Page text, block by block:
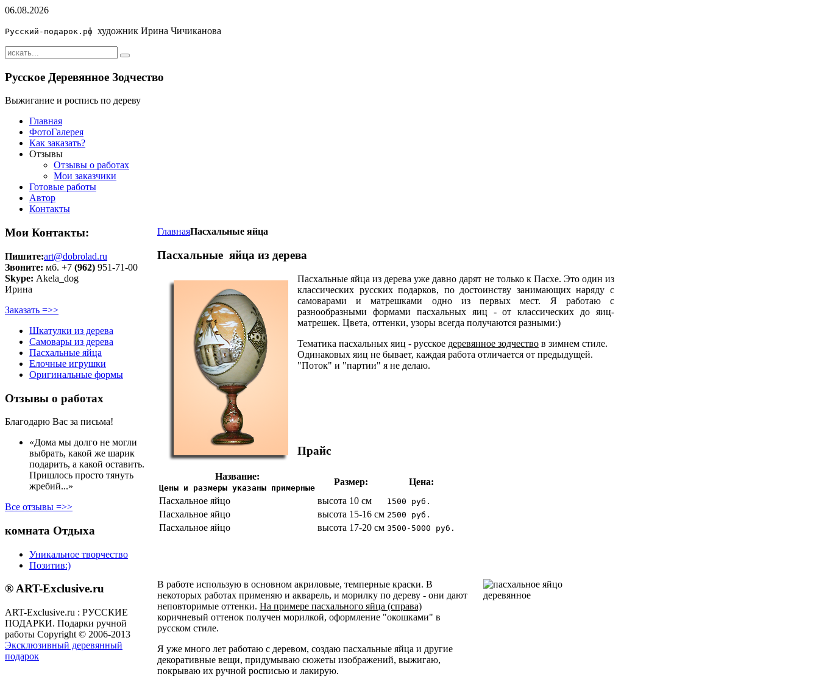
06.08.2026
Русский-подарок.рф художник Ирина Чичиканова
Русское Деревянное Зодчество
Выжигание и роспись по дереву
Главная
ФотоГалерея
Как заказать?
Отзывы
Отзывы о работах
Мои заказчики
Готовые работы
Автор
Контакты
ГлавнаяПасхальные яйца
Пасхальные яйца из дерева
Пасхальные яйца из дерева уже давно дарят не только к Пасхе. Это один из
классических русских подарков, по достоинству занимающих наряду с
самоварами и матрешками одно из первых мест. Я работаю с
разнообразными формами пасхальных яиц - от классических до яиц-
матрешек. Цвета, оттенки, узоры всегда получаются разными:)
Тематика пасхальных яиц - русское деревянное зодчество в зимнем стиле.
Одинаковых яиц не бывает, каждая работа отличается от предыдущей.
"Поток" и "партии" я не делаю.
Прайс
Название:
Цены и размеры указаны примерные
Размер:
Цена:
Пасхальное яйцо
высота 10 см 1500 руб.
Пасхальное яйцо высота 15-16 см 2500 руб.
Пасхальное яйцо высота 17-20 см 3500-5000 руб.
В работе использую в основном акриловые, темперные краски. В
некоторых работах применяю и акварель, и морилку по дереву - они дают
неповторимые оттенки. На примере пасхального яйца (справа)
коричневый оттенок получен морилкой, оформление "окошками" в
русском стиле.
Я уже много лет работаю с деревом, создаю пасхальные яйца и другие
декоративные вещи, придумываю сюжеты изображений, выжигаю,
покрываю их ручной росписью и лакирую.
Мои Контакты:
Пишите:art@dobrolad.ru
Звоните: мб. +7 (962) 951-71-00
Skype: Akela_dog
Ирина
Заказать =>>
Шкатулки из дерева
Самовары из дерева
Пасхальные яйца
Елочные игрушки
Оригинальные формы
Отзывы о работах
Благодарю Вас за письма!
«Дома мы долго не могли
выбрать, какой же шарик
подарить, а какой оставить.
Пришлось просто тянуть
жребий...»
Все отзывы =>>
комната Отдыха
Уникальное творчество
Позитив:)
® ART-Exclusive.ru
ART-Exclusive.ru : РУССКИЕ
ПОДАРКИ. Подарки ручной
работы Copyright © 2006-2013
Эксклюзивный деревянный
подарок